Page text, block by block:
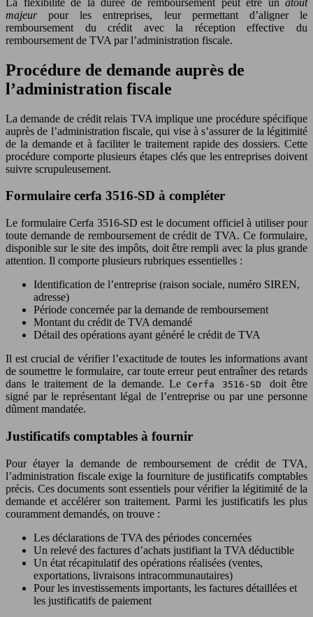
La flexibilité de la durée de remboursement peut être un atout
majeurpour les entreprises, leur permettant d’aligner le
remboursement du crédit avec la réception effective du
remboursement de TVA par l’administration fiscale.
Procédure de demande auprès de
l’administration fiscale
La demande de crédit relais TVA implique une procédure spécifique
auprès de l’administration fiscale, qui vise à s’assurer de la légitimité
de la demande et à faciliter le traitement rapide des dossiers. Cette
procédure comporte plusieurs étapes clés que les entreprises doivent
suivre scrupuleusement.
Formulaire cerfa 3516-SD à compléter
Le formulaire Cerfa 3516-SD est le document officiel à utiliser pour
toute demande de remboursement de crédit de TVA. Ce formulaire,
disponible sur le site des impôts, doit être rempli avec la plus grande
attention. Il comporte plusieurs rubriques essentielles :
Identification de l’entreprise (raison sociale, numéro SIREN,
adresse)
Période concernée par la demande de remboursement
Montant du crédit de TVA demandé
Détail des opérations ayant généré le crédit de TVA
Il est crucial de vérifier l’exactitude de toutes les informations avant
de soumettre le formulaire, car toute erreur peut entraîner des retards
dans le traitement de la demande. Le Cerfa 3516-SD doit être
signé par le représentant légal de l’entreprise ou par une personne
dûment mandatée.
Justificatifs comptables à fournir
Pour étayer la demande de remboursement de crédit de TVA,
l’administration fiscale exige la fourniture de justificatifs comptables
précis. Ces documents sont essentiels pour vérifier la légitimité de la
demande et accélérer son traitement. Parmi les justificatifs les plus
couramment demandés, on trouve :
Les déclarations de TVA des périodes concernées
Un relevé des factures d’achats justifiant la TVA déductible
Un état récapitulatif des opérations réalisées (ventes,
exportations, livraisons intracommunautaires)
Pour les investissements importants, les factures détaillées et
les justificatifs de paiement